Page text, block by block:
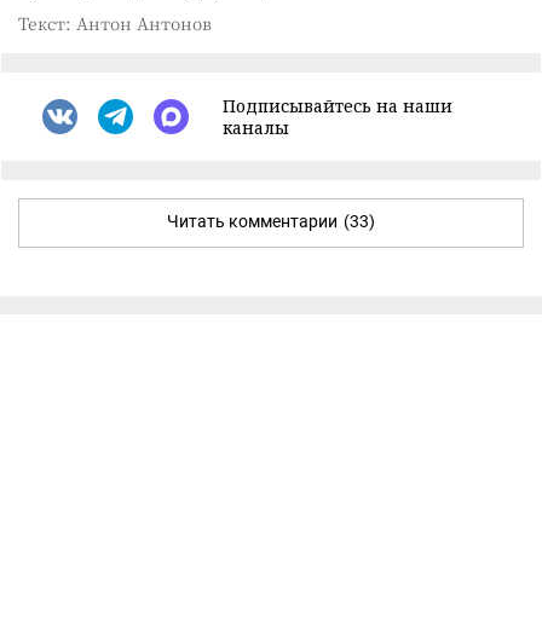
Текст: Антон Антонов
Подписывайтесь на наши
каналы
Читать комментарии (33)